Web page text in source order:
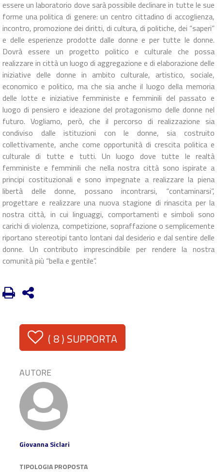
essere un laboratorio dove sarà possibile declinare in tutte le sue
forme una politica di genere: un centro cittadino di accoglienza,
incontro, promozione dei diritti, di cultura, di politiche, dei “saperi”
e delle esperienze prodotte dalle donne e per tutte le donne.
Dovrà essere un progetto politico e culturale che possa
realizzare in città un luogo di aggregazione e di elaborazione delle
iniziative delle donne in ambito culturale, artistico, sociale,
economico e politico, ma che sia anche il luogo della memoria
delle lotte e iniziative femministe e femminili del passato e
luogo di pensiero e ideazione del protagonismo delle donne nel
futuro. Vogliamo, però, che il percorso di realizzazione sia
condiviso dalle istituzioni con le donne, sia costruito
collettivamente, anche come opportunità di crescita politica e
culturale di tutte e tutti. Un luogo dove tutte le realtà
femministe e femminili che nella nostra città sono ispirate a
principi costituzionali e sono impegnate a realizzare la piena
libertà delle donne, possano incontrarsi, “contaminarsi”,
progettare e realizzare una nuova stagione di rinascita per la
nostra città, in cui linguaggi, comportamenti e simboli sono
carichi di violenza, competizione, sopraffazione o semplicemente
riportano stereotipi tanto lontani dal desiderio e dal sentire delle
donne. Un contributo imprescindibile per rendere la nostra
comunità più “bella e gentile”.
( 8) SUPPORTA
AUTORE
Giovanna Siclari
TIPOLOGIA PROPOSTA